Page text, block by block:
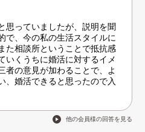
思っていましたが、説明を聞
で、今の私の生活スタイルに
た相談所ということで抵抗感
いくうちに婚活に対するイメ
者の意見が加わることで、よ
、婚活できると思ったので入
他の会員様の回答を見る